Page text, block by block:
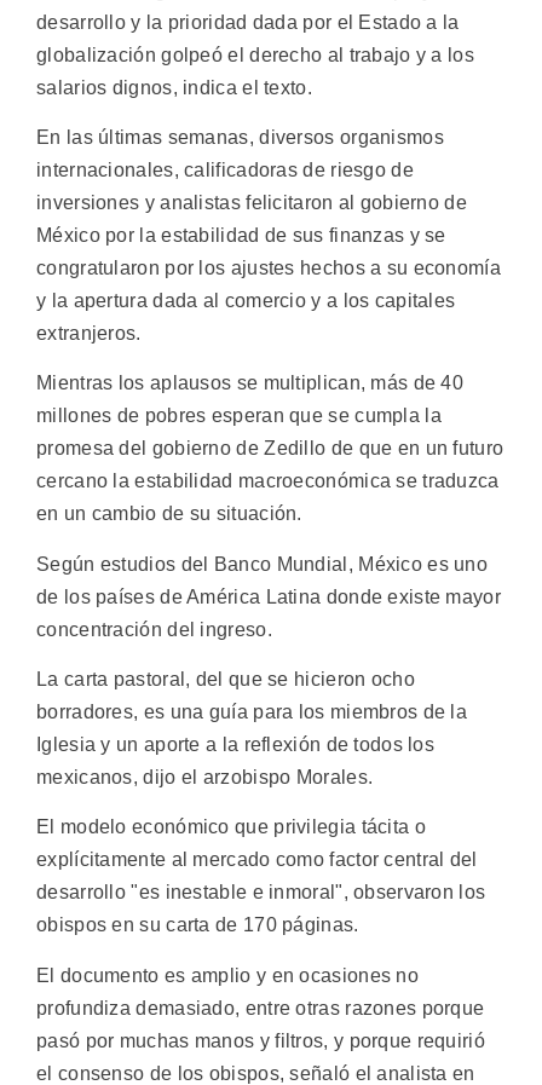
desarrollo y la prioridad dada por el Estado a la
globalización golpeó el derecho al trabajo y a los
salarios dignos, indica el texto.
En las últimas semanas, diversos organismos
internacionales, calificadoras de riesgo de
inversiones y analistas felicitaron al gobierno de
México por la estabilidad de sus finanzas y se
congratularon por los ajustes hechos a su economía
y la apertura dada al comercio y a los capitales
extranjeros.
Mientras los aplausos se multiplican, más de 40
millones de pobres esperan que se cumpla la
promesa del gobierno de Zedillo de que en un futuro
cercano la estabilidad macroeconómica se traduzca
en un cambio de su situación.
Según estudios del Banco Mundial, México es uno
de los países de América Latina donde existe mayor
concentración del ingreso.
La carta pastoral, del que se hicieron ocho
borradores, es una guía para los miembros de la
Iglesia y un aporte a la reflexión de todos los
mexicanos, dijo el arzobispo Morales.
El modelo económico que privilegia tácita o
explícitamente al mercado como factor central del
desarrollo "es inestable e inmoral", observaron los
obispos en su carta de 170 páginas.
El documento es amplio y en ocasiones no
profundiza demasiado, entre otras razones porque
pasó por muchas manos y filtros, y porque requirió
el consenso de los obispos, señaló el analista en